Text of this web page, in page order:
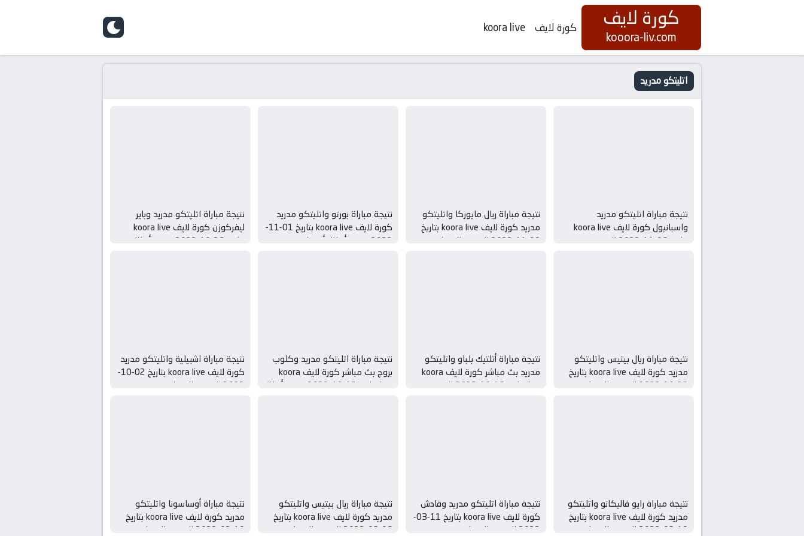
كورة لايف
kooora-liv.com
كورة لايف koora live
skin
اتليتكو مدريد
نتيجة مباراة اتليتكو مدريد
واسبانيول كورة لايف koora live
بتاريخ 06-11-2022 الدوري
نتيجة مباراة ريال مايوركا واتليتكو
مدريد كورة لايف koora live بتاريخ
09-11-2022 الدوري الاسباني
نتيجة مباراة بورتو واتليتكو مدريد
كورة لايف koora live بتاريخ 01-11-
2022 دوري أبطال أوروبا
نتيجة مباراة اتليتكو مدريد وباير
ليفركوزن كورة لايف koora live
بتاريخ 26-10-2022 دوري أبطال
نتيجة مباراة ريال بيتيس واتليتكو
مدريد كورة لايف koora live بتاريخ
23-10-2022 الدوري الاسباني
نتيجة مباراة أتلتيك بلباو واتليتكو
مدريد بث مباشر كورة لايف koora
live بتاريخ 16-10-2022 الدوري
نتيجة مباراة اتليتكو مدريد وكلوب
بروج بث مباشر كورة لايف koora
live بتاريخ 12-10-2022 دوري أبطال
نتيجة مباراة اشبيلية واتليتكو مدريد
كورة لايف koora live بتاريخ 02-10-
2022 الدوري الاسباني
نتيجة مباراة رايو فاليكانو واتليتكو
مدريد كورة لايف koora live بتاريخ
19-03-2022 الدوري الاسباني
نتيجة مباراة اتليتكو مدريد وقادش
كورة لايف koora live بتاريخ 11-03-
2022 الدوري الاسباني
نتيجة مباراة ريال بيتيس واتليتكو
مدريد كورة لايف koora live بتاريخ
06-03-2022 الدوري الاسباني
نتيجة مباراة أوساسونا واتليتكو
مدريد كورة لايف koora live بتاريخ
19-02-2022 الدوري الاسباني